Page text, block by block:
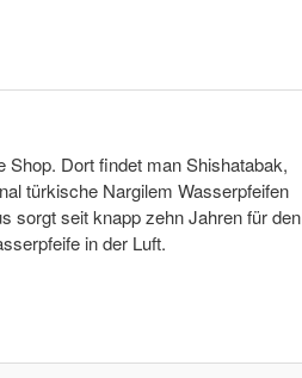
Shop. Dort findet man Shishatabak,
türkische Nargilem Wasserpfeifen
sorgt seit knapp zehn Jahren für den
in der Luft.